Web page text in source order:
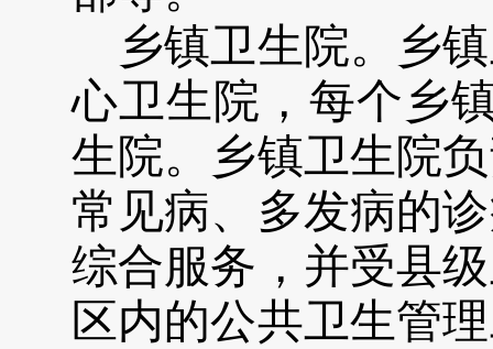
乡镇卫生院。乡
心卫生院，每个乡
生院。乡镇卫生院
常见病、多发病的
综合服务，并受县
区内的公共卫生管